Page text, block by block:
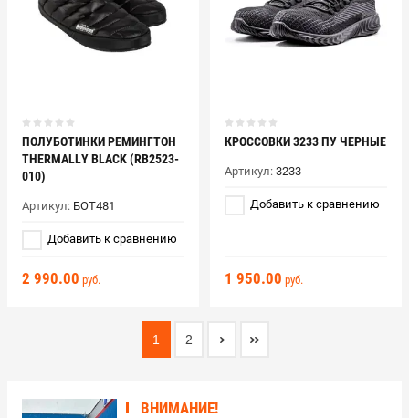
ВНИМАНИЕ!
ПОЛУБОТИНКИ РЕМИНГТОН
THERMALLY BLACK (RB2523-
010)
Артикул: БОТ481
Добавить к сравнению
2 990.00 руб.
КРОССОВКИ 3233 ПУ ЧЕРНЫЕ
Артикул:3233
Добавить к сравнению
1 950.00 руб.
1 2